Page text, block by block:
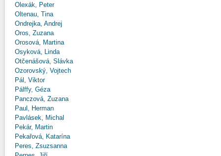
Olexák, Peter
Oltenau, Tina
Ondrejka, Andrej
Oros, Zuzana
Orosová, Martina
Osyková, Linda
Otčenášová, Slávka
Ozorovský, Vojtech
Pál, Viktor
Pálffy, Géza
Panczová, Zuzana
Paul, Herman
Pavlásek, Michal
Pekár, Martin
Pekařová, Katarína
Peres, Zsuzsanna